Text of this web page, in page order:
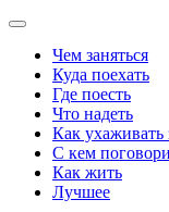
Чем заняться
Куда поехать
Где поесть
Что надеть
Как ухаживать
С кем
Как жить
Лучшее